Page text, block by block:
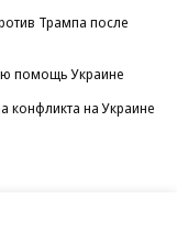
Трампа после
помощь Украине
конфликта на Украине